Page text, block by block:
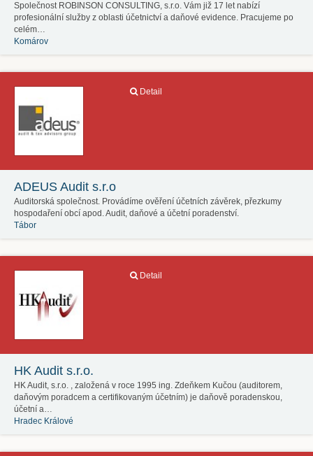
Společnost ROBINSON CONSULTING, s.r.o. Vám již 17 let nabízí
profesionální služby z oblasti účetnictví a daňové evidence. Pracujeme po
celém…
Komárov
Detail
ADEUS Audit s.r.o
Auditorská společnost. Provádíme ověření účetních závěrek, přezkumy
hospodaření obcí apod. Audit, daňové a účetní poradenství.
Tábor
Detail
HK Audit s.r.o.
HK Audit, s.r.o. , založená v roce 1995 ing. Zdeňkem Kučou (auditorem,
daňovým poradcem a certifikovaným účetním) je daňově poradenskou,
účetní a…
Hradec Králové